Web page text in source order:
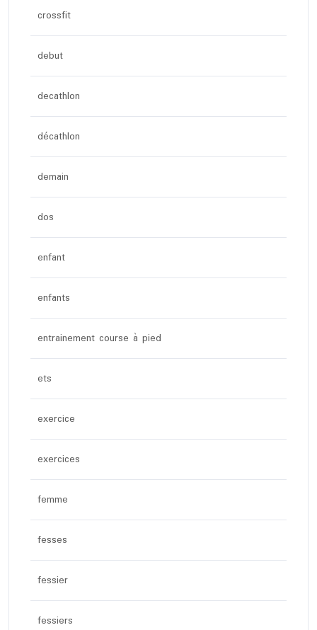
crossfit
debut
decathlon
décathlon
demain
dos
enfant
enfants
entrainement course à pied
ets
exercice
exercices
femme
fesses
fessier
fessiers